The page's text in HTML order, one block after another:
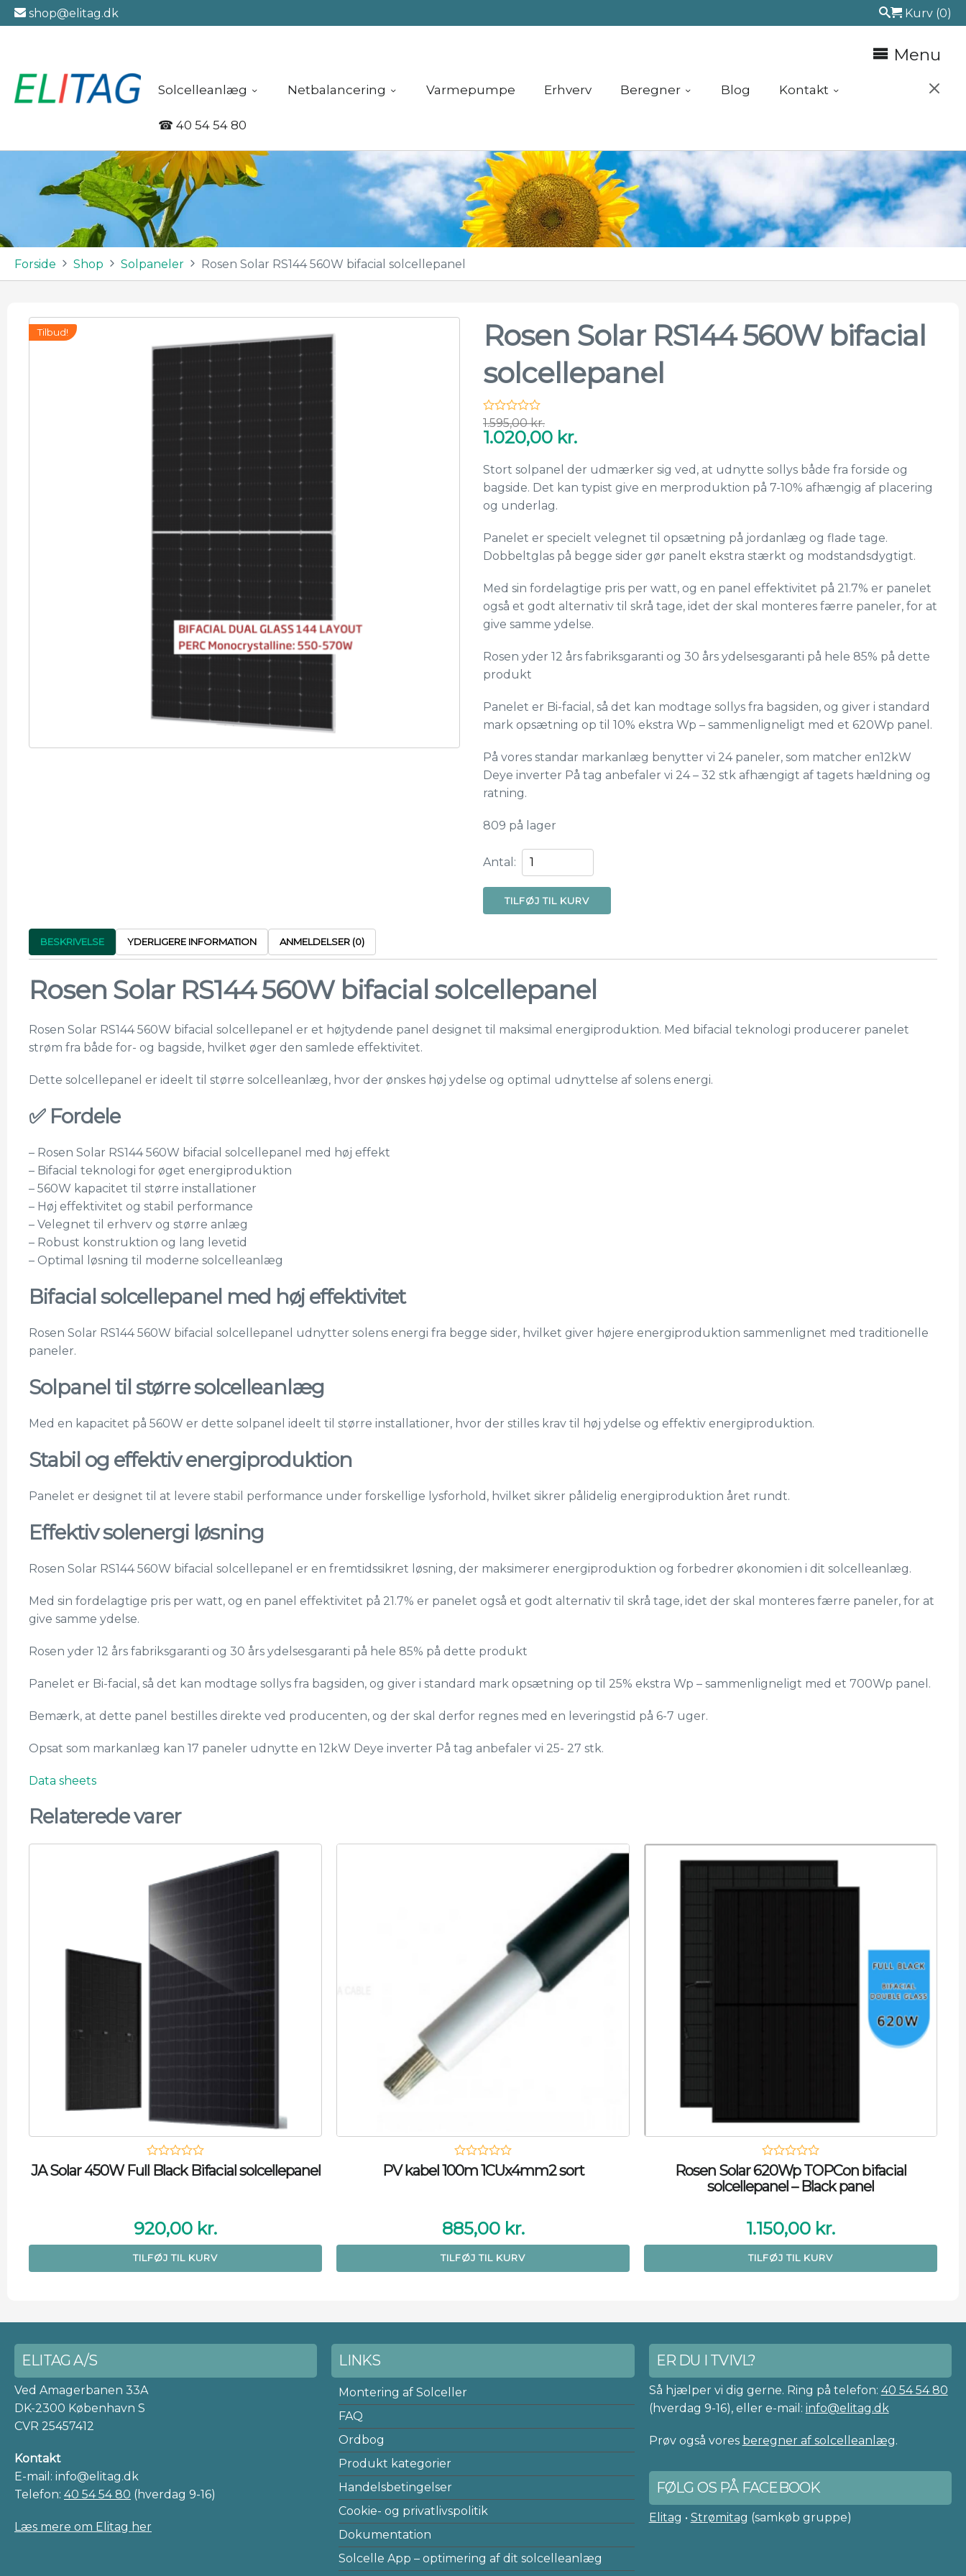
shop@elitag.dk Kurv (0)
Menu
Solcelleanlæg Netbalancering Varmepumpe Erhverv Beregner Blog Kontakt
☎ 40 54 54 80
Forside Shop Solpaneler Rosen Solar RS144 560W bifacial solcellepanel
Tilbud!
Rosen Solar RS144 560W bifacial
solcellepanel
1.595,00kr.
Den
oprindelige
pris
1.595,00 kr..
1.020,00 kr.
Den
aktuelle
pris
1.020,00 kr..
Stort solpanel der udmærker sig ved, at udnytte sollys både fra forside og
bagside. Det kan typist give en merproduktion på 7-10% afhængig af placering
og underlag.
Panelet er specielt velegnet til opsætning på jordanlæg og flade tage.
Dobbeltglas på begge sider gør panelt ekstra stærkt og modstandsdygtigt.
Med sin fordelagtige pris per watt, og en panel effektivitet på 21.7% er panelet
også et godt alternativ til skrå tage, idet der skal monteres færre paneler, for at
give samme ydelse.
Rosen yder 12 års fabriksgaranti og 30 års ydelsesgaranti på hele 85% på dette
produkt
Panelet er Bi-facial, så det kan modtage sollys fra bagsiden, og giver i standard
mark opsætning op til 10% ekstra Wp – sammenligneligt med et 620Wp panel.
På vores standar markanlæg benytter vi 24 paneler, som matcher en12kW
Deye inverter På tag anbefaler vi 24 – 32 stk afhængigt af tagets hældning og
ratning.
809 på lager
Antal:
Rosen
Solar
RS144
560W
antal
TILFØJ TIL KURV
BESKRIVELSE YDERLIGERE INFORMATION ANMELDELSER (0)
Rosen Solar RS144 560W bifacial solcellepanel
Rosen Solar RS144 560W bifacial solcellepanel er et højtydende panel designet til maksimal energiproduktion. Med bifacial teknologi producerer panelet
strøm fra både for- og bagside, hvilket øger den samlede effektivitet.
Dette solcellepanel er ideelt til større solcelleanlæg, hvor der ønskes høj ydelse og optimal udnyttelse af solens energi.
✅ Fordele
– Rosen Solar RS144 560W bifacial solcellepanel med høj effekt
– Bifacial teknologi for øget energiproduktion
– 560W kapacitet til større installationer
– Høj effektivitet og stabil performance
– Velegnet til erhverv og større anlæg
– Robust konstruktion og lang levetid
– Optimal løsning til moderne solcelleanlæg
Bifacial solcellepanel med høj effektivitet
Rosen Solar RS144 560W bifacial solcellepanel udnytter solens energi fra begge sider, hvilket giver højere energiproduktion sammenlignet med traditionelle
paneler.
Solpanel til større solcelleanlæg
Med en kapacitet på 560W er dette solpanel ideelt til større installationer, hvor der stilles krav til høj ydelse og effektiv energiproduktion.
Stabil og effektiv energiproduktion
Panelet er designet til at levere stabil performance under forskellige lysforhold, hvilket sikrer pålidelig energiproduktion året rundt.
Effektiv solenergi løsning
Rosen Solar RS144 560W bifacial solcellepanel er en fremtidssikret løsning, der maksimerer energiproduktion og forbedrer økonomien i dit solcelleanlæg.
Med sin fordelagtige pris per watt, og en panel effektivitet på 21.7% er panelet også et godt alternativ til skrå tage, idet der skal monteres færre paneler, for at
give samme ydelse.
Rosen yder 12 års fabriksgaranti og 30 års ydelsesgaranti på hele 85% på dette produkt
Panelet er Bi-facial, så det kan modtage sollys fra bagsiden, og giver i standard mark opsætning op til 25% ekstra Wp – sammenligneligt med et 700Wp panel.
Bemærk, at dette panel bestilles direkte ved producenten, og der skal derfor regnes med en leveringstid på 6-7 uger.
Opsat som markanlæg kan 17 paneler udnytte en 12kW Deye inverter På tag anbefaler vi 25- 27 stk.
Data sheets
Relaterede varer
JA Solar 450W Full Black Bifacial solcellepanel
920,00 kr.
TILFØJ TIL KURV
PV kabel 100m 1CUx4mm2 sort
885,00 kr.
TILFØJ TIL KURV
Rosen Solar 620Wp TOPCon bifacial
solcellepanel – Black panel
1.150,00 kr.
TILFØJ TIL KURV
ELITAG A/S
Ved Amagerbanen 33A
DK-2300 København S
CVR 25457412
Kontakt
E-mail: info@elitag.dk
Telefon: 40 54 54 80 (hverdag 9-16)
Læs mere om Elitag her
LINKS
Montering af Solceller
FAQ
Ordbog
Produkt kategorier
Handelsbetingelser
Cookie- og privatlivspolitik
Dokumentation
Solcelle App – optimering af dit solcelleanlæg
ER DU I TVIVL?
Så hjælper vi dig gerne. Ring på telefon: 40 54 54 80
(hverdag 9-16), eller e-mail: info@elitag.dk
Prøv også vores beregner af solcelleanlæg.
FØLG OS PÅ FACEBOOK
Elitag • Strømitag (samkøb gruppe)